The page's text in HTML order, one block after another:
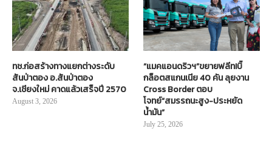
ทช.ก่อสร้างทางแยกต่างระดับ
สันป่าตอง อ.สันป่าตอง
จ.เชียงใหม่ คาดแล้วเสร็จปี 2570
August 3, 2026
“แมคแอนดริวฯ”ขยายฟลีท!บิ๊
กล็อตสแกนเนีย 40 คัน ลุยงาน
Cross Border ตอบ
โจทย์“สมรรถนะสูง-ประหยัด
น้ำมัน”
July 25, 2026